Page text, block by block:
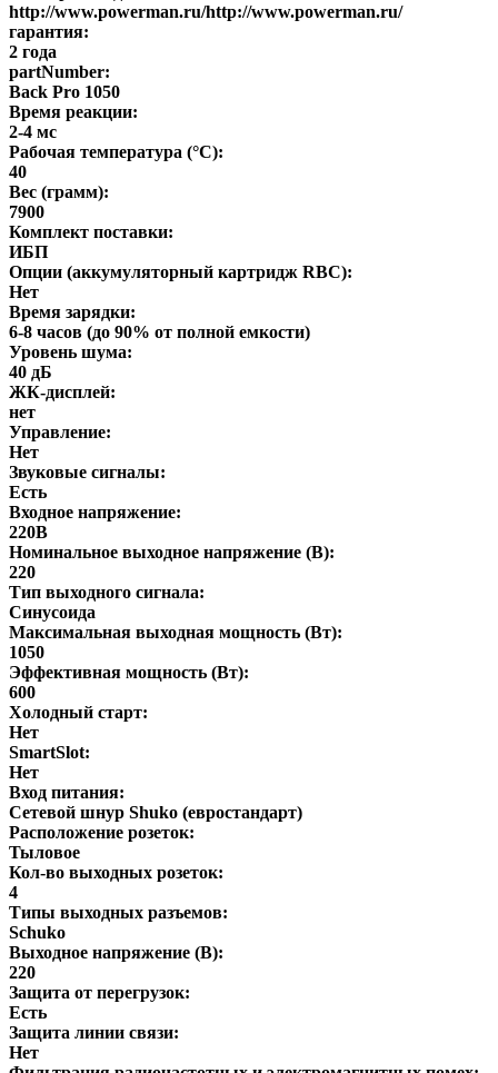
http://www.powerman.ru/http://www.powerman.ru/
гарантия:
2 года
partNumber:
Back Pro 1050
Время реакции:
2-4 мс
Рабочая температура (°C):
40
Вес (грамм):
7900
Комплект поставки:
ИБП
Опции (аккумуляторный картридж RBC):
Нет
Время зарядки:
6-8 часов (до 90% от полной емкости)
Уровень шума:
40 дБ
ЖК-дисплей:
нет
Управление:
Нет
Звуковые сигналы:
Есть
Входное напряжение:
220В
Номинальное выходное напряжение (В):
220
Тип выходного сигнала:
Синусоида
Максимальная выходная мощность (Вт):
1050
Эффективная мощность (Вт):
600
Холодный старт:
Нет
SmartSlot:
Нет
Вход питания:
Сетевой шнур Shuko (евростандарт)
Расположение розеток:
Тыловое
Кол-во выходных розеток:
4
Типы выходных разъемов:
Schuko
Выходное напряжение (В):
220
Защита от перегрузок:
Есть
Защита линии связи:
Нет